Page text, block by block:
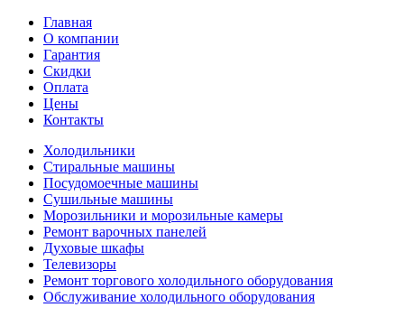
Главная
О компании
Гарантия
Скидки
Оплата
Цены
Контакты
Холодильники
Стиральные машины
Посудомоечные машины
Сушильные машины
Морозильники и морозильные камеры
Ремонт варочных панелей
Духовые шкафы
Телевизоры
Ремонт торгового холодильного оборудования
Обслуживание холодильного оборудования